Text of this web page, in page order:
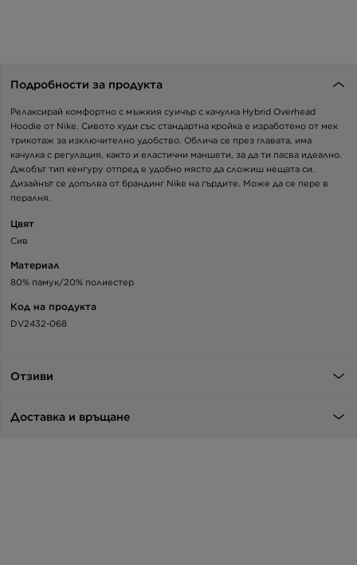
Подробности за продукта
Релаксирай комфортно с мъжкия суичър с качулка Hybrid Overhead
Hoodie от Nike. Сивото худи със стандартна кройка е изработено от мек
трикотаж за изключително удобство. Облича се през главата, има
качулка с регулация, както и еластични маншети, за да ти пасва идеално.
Джобът тип кенгуру отпред е удобно място да сложиш нещата си.
Дизайнът се допълва от брандинг Nike на гърдите. Може да се пере в
пералня.
Цвят
Сив
Материал
80% памук/20% полиестер
Код на продукта
DV2432-068
Отзиви
Доставка и връщане